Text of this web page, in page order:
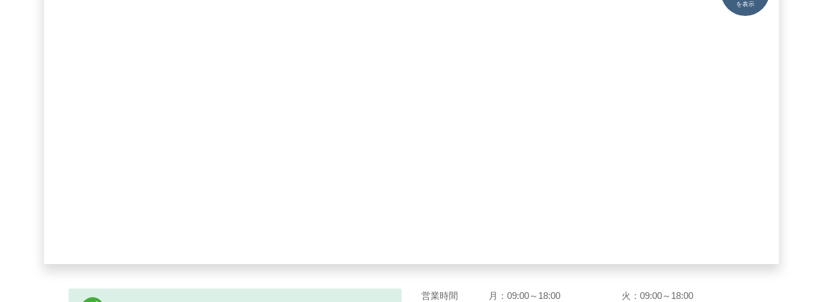
を表示
営業時間 月：09:00～18:00
火：09:00～18:00